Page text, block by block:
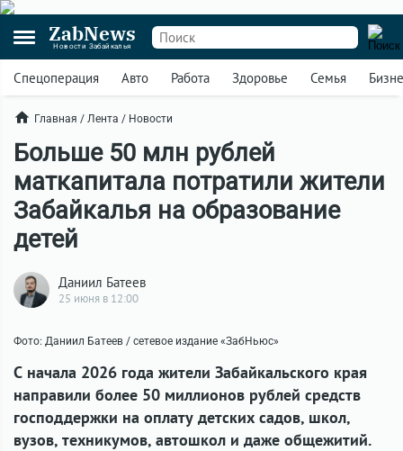
ZabNews
Новости Забайкалья
Спецоперация Авто Работа Здоровье Семья
Главная / Лента / Новости
Больше 50 млн рублей
маткапитала потратили жители
Забайкалья на образование
детей
Даниил Батеев
25 июня в 12:00
Фото: Даниил Батеев / сетевое издание «ЗабНьюс»
С начала 2026 года жители Забайкальского края
направили более 50 миллионов рублей средств
господдержки на оплату детских садов, школ,
вузов, техникумов, автошкол и даже общежитий.